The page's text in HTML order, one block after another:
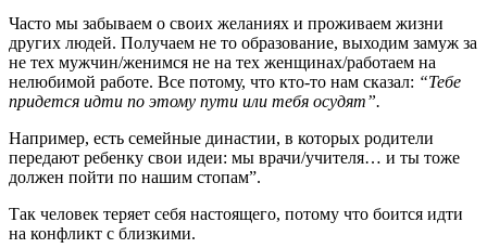
Часто мы забываем о своих желаниях и проживаем жизни
других людей. Получаем не то образование, выходим замуж за
не тех мужчин/женимся не на тех женщинах/работаем на
нелюбимой работе. Все потому, что кто-то нам сказал: “Тебе
придется идти по этому пути или тебя осудят”.
Например, есть семейные династии, в которых родители
передают ребенку свои идеи: мы врачи/учителя… и ты тоже
должен пойти по нашим стопам”.
Так человек теряет себя настоящего, потому что боится идти
на конфликт с близкими.